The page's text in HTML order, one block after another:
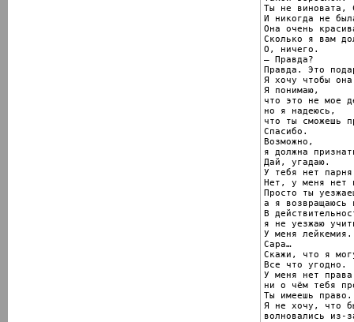
Ты не виновата,
И никогда не
Она очень
Сколько я вам
О, ничего.
— Правда?
Правда. Это
Я хочу чтобы
Я понимаю,
что это не мое
но я надеюсь,
что ты сможешь
Спасибо.
Возможно,
я должна
Дай, угадаю.
У тебя нет
Нет, у меня нет
Просто ты
а я возвращаюсь
В
я не уезжаю
У меня лейкемия.
Сара…
Скажи, что я
Все что угодно.
У меня нет права
ни о чём тебя
Ты имеешь право.
Я не хочу, что
волновались из-